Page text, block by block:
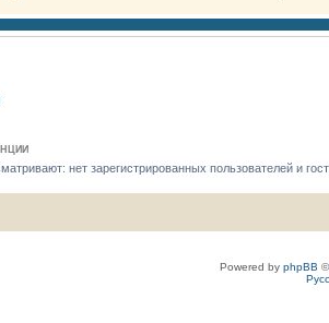
нет зарегистрированных пользователей и
Powered by phpBB